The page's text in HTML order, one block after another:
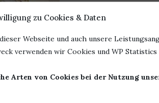
zu Cookies & Daten
Webseite und auch unsere
verwenden wir Cookies und WP Statistics
Arten von Cookies bei der Nutzung
VON JAROMIR
geschlichen und ich habe mitgefiebert,